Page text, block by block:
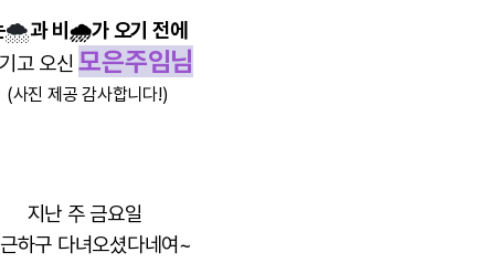
🌨️과 비 🌧️가 오기 전에
고 오신 모은주임님
(사진 제공 감사합니다!)
지난 주 금요일
하구 다녀오셨다네여~